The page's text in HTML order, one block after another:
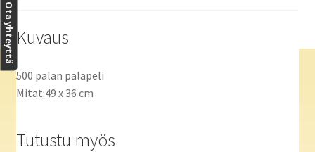
Kuvaus
500 palan palapeli
Mitat:49 x 36 cm
Tutustu myös
Ota yhteyttä